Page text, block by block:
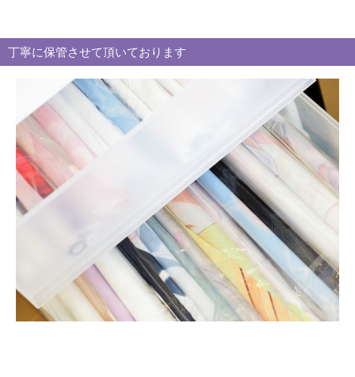
リ
ー
ロ
グ
丁寧に保管させて頂いております